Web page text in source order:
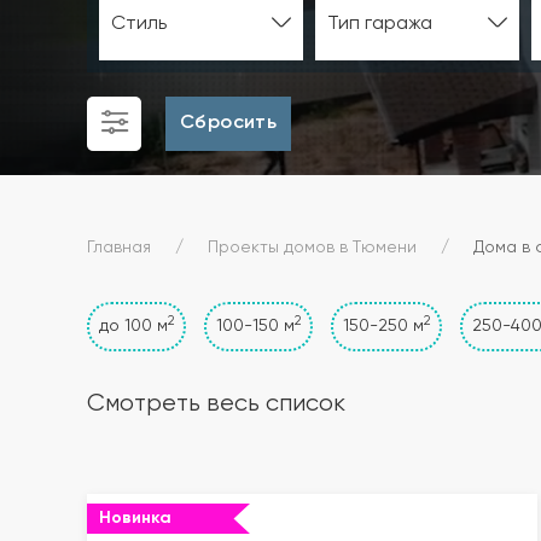
Стиль Тип гаража
Сбросить
Главная Проекты домов в Тюмени Дома в
до 100 м2 100-150 м2 150-250 м2 250-
Смотреть весь список
Новинка